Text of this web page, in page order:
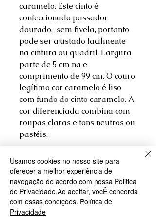
caramelo. Este cinto é
confeccionado passador
dourado, sem fivela, portanto
pode ser ajustado facilmente
na cintura ou quadril. Largura
parte de 5 cm na e
comprimento de 99 cm. O couro
legítimo cor caramelo é liso
com fundo do cinto caramelo. A
cor diferenciada combina com
roupas claras e tons neutros ou
pastéis.
Garantia
Garantia de 30 dias , exceto para
utilização incorreta do produto
Política de Devolução
O produto poderá ser devolvido
Usamos cookies no nosso site para
oferecer a melhor experiência de
navegação de acordo com nossa Politica
de Privacidade.Ao aceitar, vocÊ concorda
com essas condições. Política de
Privacidade